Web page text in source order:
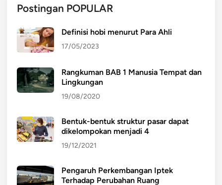
Postingan POPULAR
Definisi hobi menurut Para Ahli
17/05/2023
Rangkuman BAB 1 Manusia Tempat dan
Lingkungan
19/08/2020
Bentuk-bentuk struktur pasar dapat
dikelompokan menjadi 4
19/12/2021
Pengaruh Perkembangan Iptek
Terhadap Perubahan Ruang